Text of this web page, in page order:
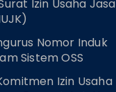
Izin Usaha Jasa
Nomor Induk
Sistem OSS
Izin Usaha